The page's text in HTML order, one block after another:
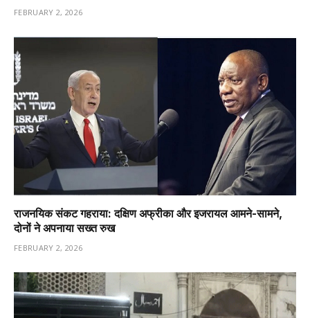
FEBRUARY 2, 2026
राजनयिक संकट गहराया: दक्षिण अफ्रीका और इजरायल आमने-सामने,
दोनों ने अपनाया सख्त रुख
FEBRUARY 2, 2026